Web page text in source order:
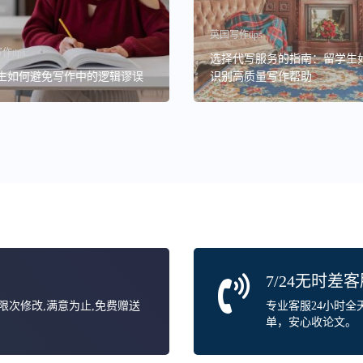
tips
如何避免写作中的逻辑谬误
英国写作tips
选择代写服务的指南：留学生
识别高质量写作帮助
次修改,满意为止,免费赠送
7/24无时差
专业客服24小时全
单，安心收论文。